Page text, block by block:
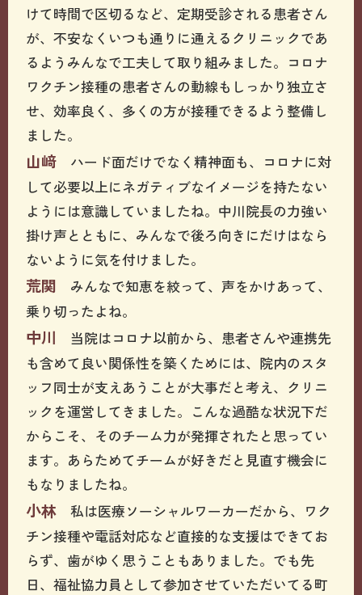
けて時間で区切るなど、定期受診される患者さん
が、不安なくいつも通りに通えるクリニックであ
るようみんなで工夫して取り組みました。コロナ
ワクチン接種の患者さんの動線もしっかり独立さ
せ、効率良く、多くの方が接種できるよう整備し
ました。
山﨑 ハード面だけでなく精神面も、コロナに対
して必要以上にネガティブなイメージを持たない
ようには意識していましたね。中川院長の力強い
掛け声とともに、みんなで後ろ向きにだけはなら
ないように気を付けました。
荒関 みんなで知恵を絞って、声をかけあって、
乗り切ったよね。
中川 当院はコロナ以前から、患者さんや連携先
も含めて良い関係性を築くためには、院内のスタ
ッフ同士が支えあうことが大事だと考え、クリニ
ックを運営してきました。こんな過酷な状況下だ
からこそ、そのチーム力が発揮されたと思ってい
ます。あらためてチームが好きだと見直す機会に
もなりましたね。
小林 私は医療ソーシャルワーカーだから、ワク
チン接種や電話対応など直接的な支援はできてお
らず、歯がゆく思うこともありました。でも先
日、福祉協力員として参加させていただいてる町